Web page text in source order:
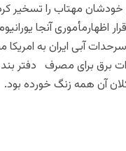
خودشان مهتاب را تسخیر
اظهارمأموری آنجا
آبی ایران به امریکا
فقط ۸ کلیوات برق برای مصرف
آن همه زنگ خورده بود.